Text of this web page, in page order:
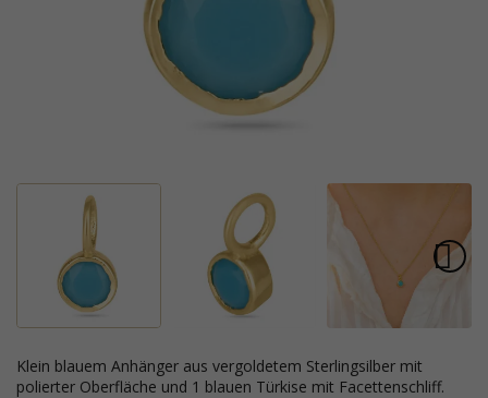
klein blauem Anhänger aus vergoldetem Sterlingsilber mit
polierter Oberfläche und 1 blauen Türkise mit Facettenschliff.